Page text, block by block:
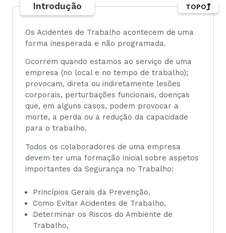
Introdução
Os Acidentes de Trabalho acontecem de uma
forma inesperada e não programada.
Ocorrem quando estamos ao serviço de uma
empresa (no local e no tempo de trabalho);
provocam, direta ou indiretamente lesões
corporais, perturbações funcionais, doenças
que, em alguns casos, podem provocar a
morte, a perda ou a redução da capacidade
para o trabalho.
Todos os colaboradores de uma empresa
devem ter uma formação inicial sobre aspetos
importantes da Segurança no Trabalho:
Princípios Gerais da Prevenção,
Como Evitar Acidentes de Trabalho,
Determinar os Riscos do Ambiente de
Trabalho,
TOPO